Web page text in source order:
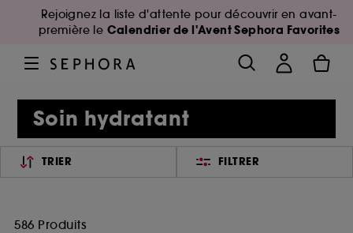
Rejoignez la liste d'attente pour découvrir en avant-
première le Calendrier de l'Avent Sephora Favorites
Soin hydratant
TRIER FILTRER
586 Produits